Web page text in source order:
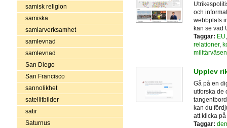
samisk religion
samiska
samlarverksamhet
samlevnad
samlevnad
San Diego
San Francisco
sannolikhet
satellitbilder
satir
Saturnus
och
webbplats
kan se vad
Taggar: EU
relationer,
militärväsen
Upplev
Gå på en
utforska de
kan du
att klicka
Taggar: